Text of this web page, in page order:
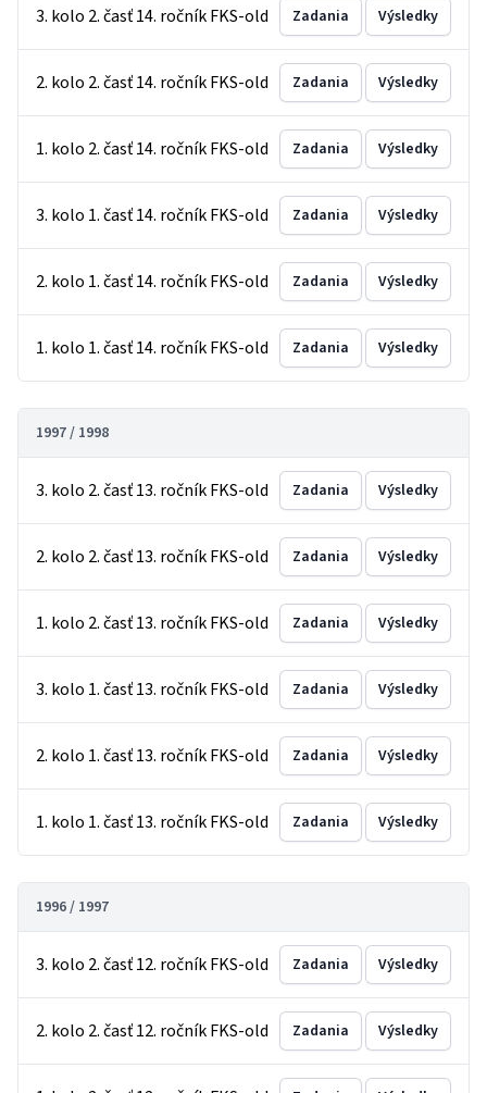
3. kolo 2. časť 14. ročník FKS-old Zadania Výsledky
2. kolo 2. časť 14. ročník FKS-old Zadania Výsledky
1. kolo 2. časť 14. ročník FKS-old Zadania Výsledky
3. kolo 1. časť 14. ročník FKS-old Zadania Výsledky
2. kolo 1. časť 14. ročník FKS-old Zadania Výsledky
1. kolo 1. časť 14. ročník FKS-old Zadania Výsledky
1997 / 1998
3. kolo 2. časť 13. ročník FKS-old Zadania Výsledky
2. kolo 2. časť 13. ročník FKS-old Zadania Výsledky
1. kolo 2. časť 13. ročník FKS-old Zadania Výsledky
3. kolo 1. časť 13. ročník FKS-old Zadania Výsledky
2. kolo 1. časť 13. ročník FKS-old Zadania Výsledky
1. kolo 1. časť 13. ročník FKS-old Zadania Výsledky
1996 / 1997
3. kolo 2. časť 12. ročník FKS-old Zadania Výsledky
2. kolo 2. časť 12. ročník FKS-old Zadania Výsledky